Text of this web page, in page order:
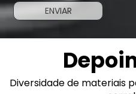
Diversidade de materiais
Previous